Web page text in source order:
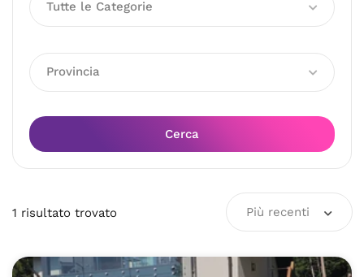
Tutte le Categorie
Provincia
Cerca
1 risultato trovato Più recenti